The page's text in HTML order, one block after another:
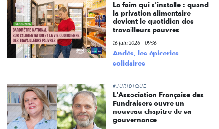
La faim qui s'installe : quand
la privation alimentaire
devient le quotidien des
travailleurs pauvres
16 juin 2026 - 09:36
Andès, les épiceries
solidaires
#JURIDIQUE
L'Association Française des
Fundraisers ouvre un
nouveau chapitre de sa
gouvernance